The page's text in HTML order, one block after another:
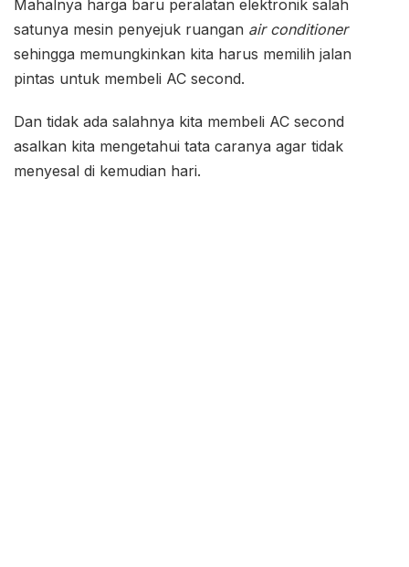
Mahalnya harga baru peralatan elektronik salah
satunya mesin penyejuk ruangan air conditioner
sehingga memungkinkan kita harus memilih jalan
pintas untuk membeli AC second.
Dan tidak ada salahnya kita membeli AC second
asalkan kita mengetahui tata caranya agar tidak
menyesal di kemudian hari.